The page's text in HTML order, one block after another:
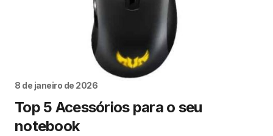
8 de janeiro de 2026
Top 5 Acessórios para o seu
notebook